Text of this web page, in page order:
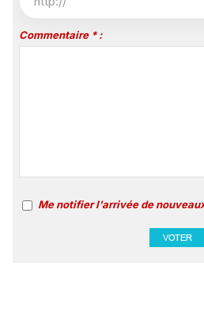
Commentaire * :
Me notifier l'arrivée de